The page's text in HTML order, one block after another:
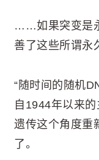
……如果突变是
善了这些所谓永
“随时间的随机
自1944年以来
遗传这个角度重
了。